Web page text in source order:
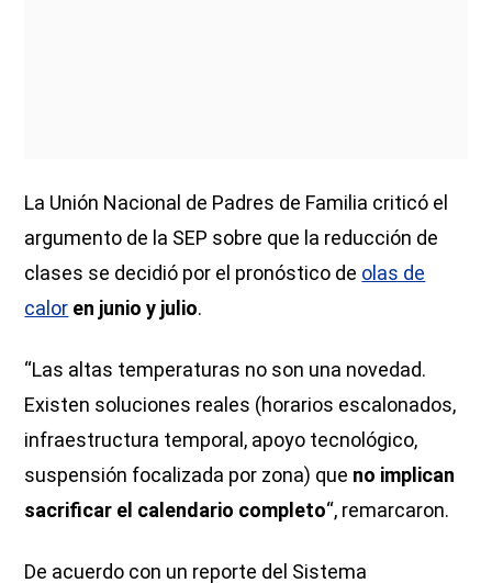
La Unión Nacional de Padres de Familia criticó el
argumento de la SEP sobre que la reducción de
clases se decidió por el pronóstico de olas de
calor en junio y julio.
“Las altas temperaturas no son una novedad.
Existen soluciones reales (horarios escalonados,
infraestructura temporal, apoyo tecnológico,
suspensión focalizada por zona) que no implican
sacrificar el calendario completo“, remarcaron.
De acuerdo con un reporte del Sistema